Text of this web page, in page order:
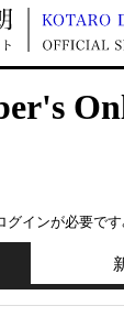
インが必要です